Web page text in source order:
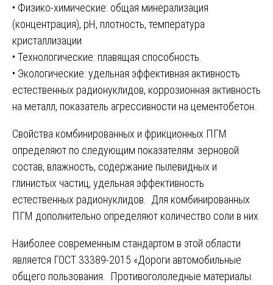
• Физико-химические: общая минерализация
(концентрация), рН, плотность, температура
кристаллизации.
• Технологические: плавящая способность.
• Экологические: удельная эффективная активность
естественных радионуклидов, коррозионная активность
на металл, показатель агрессивности на цементобетон.
Свойства комбинированных и фрикционных ПГМ
определяют по следующим показателям: зерновой
состав, влажность, содержание пылевидных и
глинистых частиц, удельная эффективность
естественных радионуклидов. Для комбинированных
ПГМ дополнительно определяют количество соли в них.
Наиболее современным стандартом в этой области
является ГОСТ 33389-2015 «Дороги автомобильные
общего пользования. Противогололедные материалы.